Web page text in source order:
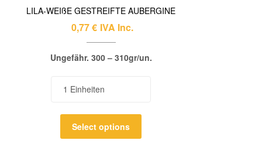
LILA-WEIßE GESTREIFTE AUBERGINE
0,77€ IVA Inc.
Ungefähr. 300 – 310gr/un.
Select options